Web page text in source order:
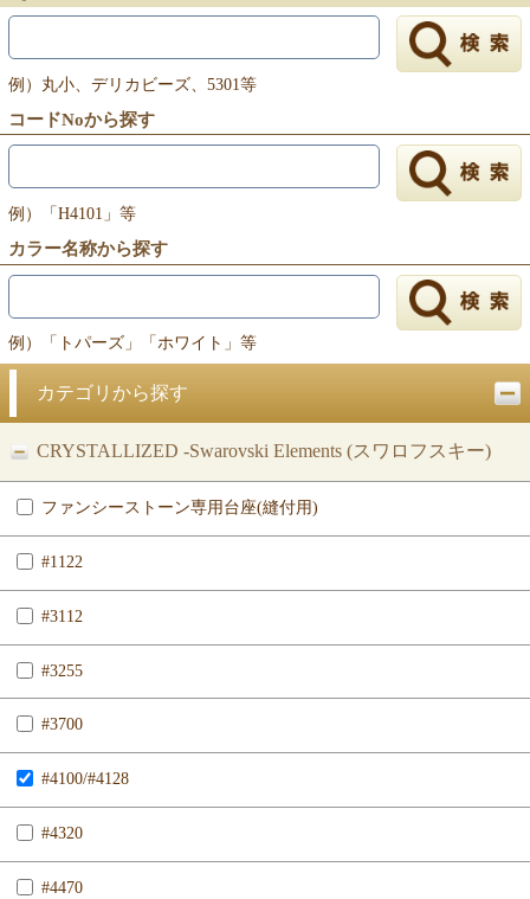
戻る
例）丸小、デリカビーズ、5301等
コードNoから探す
例）「H4101」等
カラー名称から探す
例）「トパーズ」「ホワイト」等
カテゴリから探す
CRYSTALLIZED -Swarovski Elements (スワロフスキー)
ファンシーストーン専用台座(縫付用)
#1122
#3112
#3255
#3700
#4100/#4128
#4320
#4470